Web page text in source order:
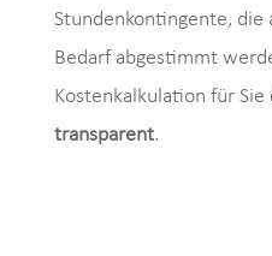
Stundenkontingente, die
Bedarf abgestimmt
Kostenkalkulation für Sie
transparent.